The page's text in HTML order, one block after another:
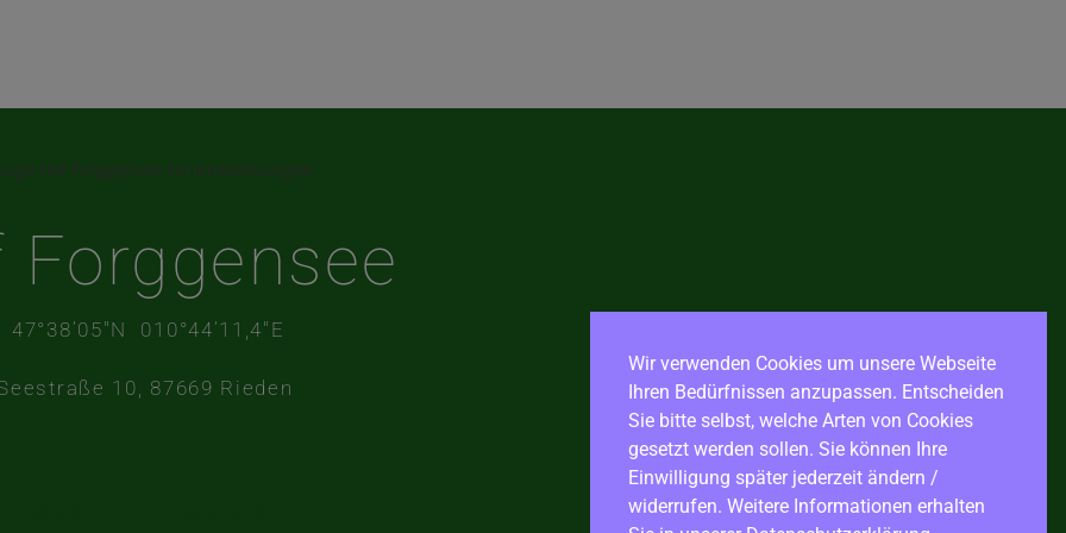
Forggensee
47°38’05″N 010°44’11,4″E
10, 87669 Rieden
Wir verwenden Cookies um unsere Webseite
Ihren Bedürfnissen anzupassen. Entscheiden
Sie bitte selbst, welche Arten von Cookies
gesetzt werden sollen. Sie können Ihre
Einwilligung später jederzeit ändern /
widerrufen. Weitere Informationen erhalten